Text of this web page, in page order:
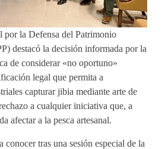
por la Defensa del Patrimonio
destacó la decisión informada por la
de considerar «no oportuno»
legal que permita a
capturar jibia mediante arte de
a cualquier iniciativa que, a
afectar a la pesca artesanal.
conocer tras una sesión especial de la